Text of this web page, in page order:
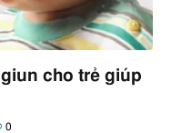
cho trẻ giúp
0